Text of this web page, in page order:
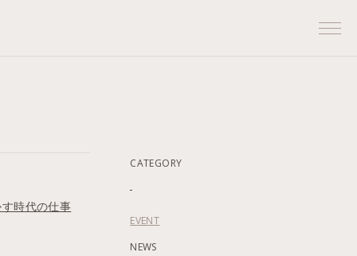
時代の仕事
CATEGORY
EVENT
NEWS